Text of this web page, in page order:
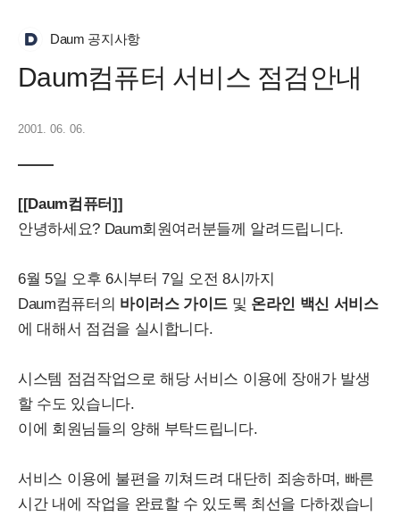
Daum 공지사항
Daum컴퓨터 서비스 점검안내
2001. 06. 06.
[[Daum컴퓨터]]
안녕하세요? Daum회원여러분들께 알려드립니다.
6월 5일 오후 6시부터 7일 오전 8시까지
Daum컴퓨터의 바이러스 가이드 및 온라인 백신 서비스
에 대해서 점검을 실시합니다.
시스템 점검작업으로 해당 서비스 이용에 장애가 발생
할 수도 있습니다.
이에 회원님들의 양해 부탁드립니다.
서비스 이용에 불편을 끼쳐드려 대단히 죄송하며, 빠른
시간 내에 작업을 완료할 수 있도록 최선을 다하겠습니